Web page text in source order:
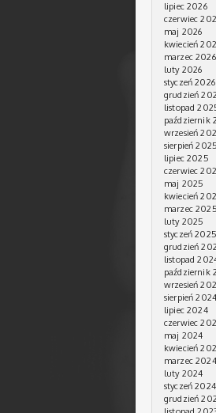
lipiec 2026
czerwiec
maj 2026
kwiecień
marzec 2026
luty 2026
styczeń 2026
grudzień
listopad
październik
wrzesień
sierpień 2025
lipiec 2025
czerwiec
maj 2025
kwiecień
marzec 2025
luty 2025
styczeń 2025
grudzień
listopad
październik
wrzesień
sierpień 2024
lipiec 2024
czerwiec
maj 2024
kwiecień
marzec 2024
luty 2024
styczeń 2024
grudzień